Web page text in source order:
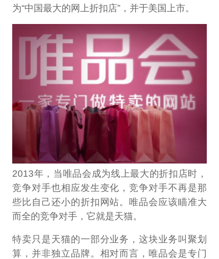
为“中国最大的网上折扣店”，并于美国上市。
2013年，当唯品会成为线上最大的折扣店时，
竞争对手也相应发生变化，竞争对手不再是那
些比自己还小的折扣网站。唯品会应该瞄准大
而全的竞争对手，它就是天猫。
特卖只是天猫的一部分业务，这块业务叫聚划
算，并非独立品牌。相对而言，唯品会是专门